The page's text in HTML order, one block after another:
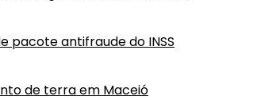
pacote antifraude do INSS
de terra em Maceió